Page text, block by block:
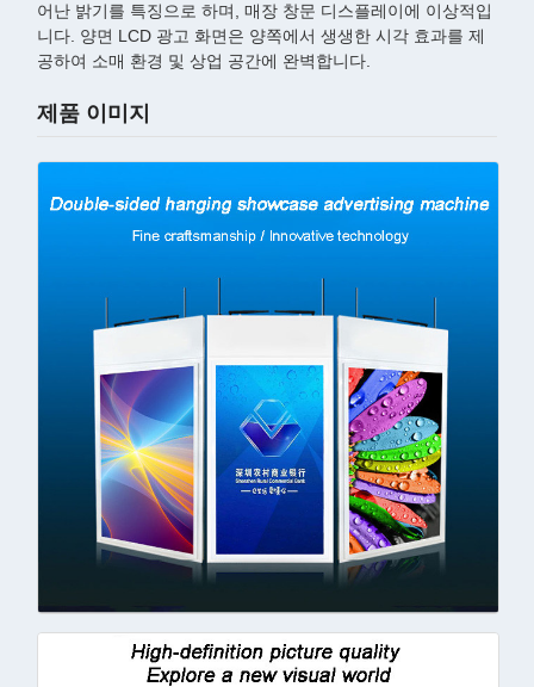
어난 밝기를 특징으로 하며, 매장 창문 디스플레이에 이상적입
니다. 양면 LCD 광고 화면은 양쪽에서 생생한 시각 효과를 제
공하여 소매 환경 및 상업 공간에 완벽합니다.
제품 이미지